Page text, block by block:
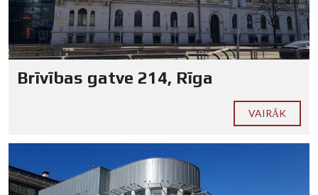
Brīvības gatve 214, Rīga
VAIRĀK